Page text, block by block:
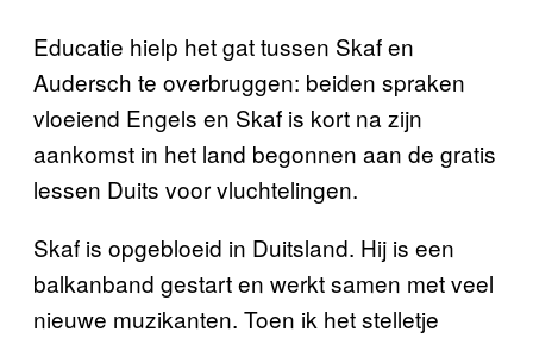
Educatie hielp het gat tussen Skaf en
Audersch te overbruggen: beiden spraken
vloeiend Engels en Skaf is kort na zijn
aankomst in het land begonnen aan de gratis
lessen Duits voor vluchtelingen.
Skaf is opgebloeid in Duitsland. Hij is een
balkanband gestart en werkt samen met veel
nieuwe muzikanten. Toen ik het stelletje